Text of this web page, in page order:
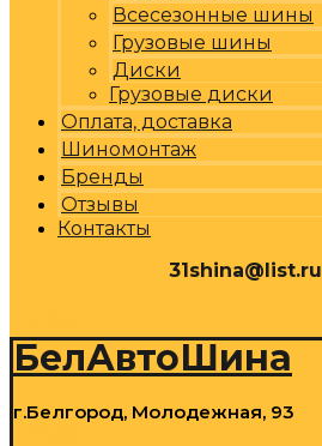
Всесезонные шины
Грузовые шины
Диски
Грузовые диски
Оплата, доставка
Шиномонтаж
Бренды
Отзывы
Контакты
31shina@list.ru
БелАвтоШина
г.Белгород, Молодежная, 93